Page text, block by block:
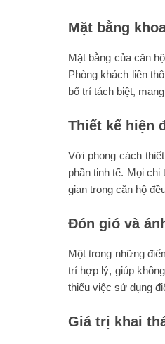
Mặt bằng
Mặt bằng của căn
Phòng khách liên
bố trí tách biệt,
Thiết kế hiện
Với phong cách
phần tinh tế. Mọi
gian trong căn hộ
Đón gió và
Một trong những
trí hợp lý, giúp
thiểu việc sử dụng
Giá trị khai